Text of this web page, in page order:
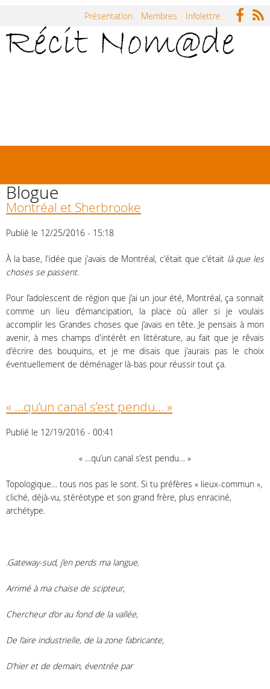
Jump to navigation
Présentation Membres Infolettre
Blogue
Montréal et Sherbrooke
Publié le 12/25/2016 - 15:18
À la base, l'idée que j'avais de Montréal, c'était que c'était là que les
choses se passent.
Pour l’adolescent de région que j’ai un jour été, Montréal, ça sonnait
comme un lieu d’émancipation, la place où aller si je voulais
accomplir les Grandes choses que j’avais en tête. Je pensais à mon
avenir, à mes champs d'intérêt en littérature, au fait que je rêvais
d'écrire des bouquins, et je me disais que j'aurais pas le choix
éventuellement de déménager là-bas pour réussir tout ça.
« …qu’un canal s’est pendu… »
Publié le 12/19/2016 - 00:41
« …qu’un canal s’est pendu… »
Topologique… tous nos pas le sont. Si tu préfères « lieux-commun »,
cliché, déjà-vu, stéréotype et son grand frère, plus enraciné,
archétype.
.Gateway-sud, j’en perds ma langue,
Arrimé à ma chaise de scipteur,
Chercheur d’or au fond de la vallée,
De l’aire industrielle, de la zone fabricante,
D’hier et de demain, éventrée par